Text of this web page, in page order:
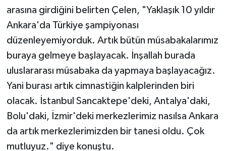
arasına girdiğini belirten Çelen, "Yaklaşık 10 yıldır
Ankara'da Türkiye şampiyonası
düzenleyemiyorduk. Artık bütün müsabakalarımız
buraya gelmeye başlayacak. İnşallah burada
uluslararası müsabaka da yapmaya başlayacağız.
Yani burası artık cimnastiğin kalplerinden biri
olacak. İstanbul Sancaktepe'deki, Antalya'daki,
Bolu'daki, İzmir'deki merkezlerimiz nasılsa Ankara
da artık merkezlerimizden bir tanesi oldu. Çok
mutluyuz." diye konuştu.